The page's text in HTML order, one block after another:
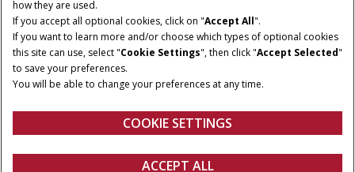
trademark of CNH Industrial America LLC.
how they are used.
If you accept all optional cookies, click on "Accept All".
If you want to learn more and/or choose which types of optional cookies
this site can use, select "Cookie Settings", then click "Accept Selected"
to save your preferences.
You will be able to change your preferences at any time.
COOKIE SETTINGS
ACCEPT ALL